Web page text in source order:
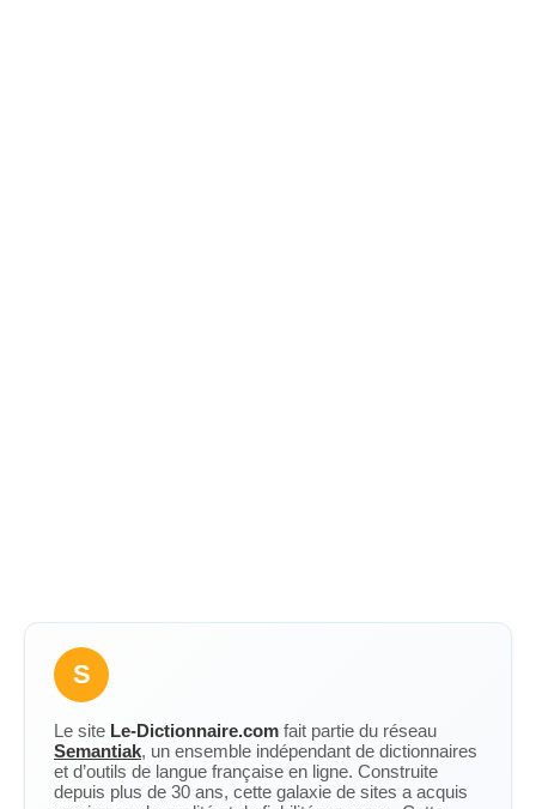
S
Le site Le-Dictionnaire.com fait partie du réseau
Semantiak, un ensemble indépendant de dictionnaires
et d’outils de langue française en ligne. Construite
depuis plus de 30 ans, cette galaxie de sites a acquis